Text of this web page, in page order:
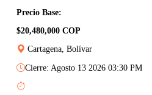
Precio Base:
$20,480,000 COP
Cartagena, Bolívar
Cierre: Agosto 13 2026 03:30 PM